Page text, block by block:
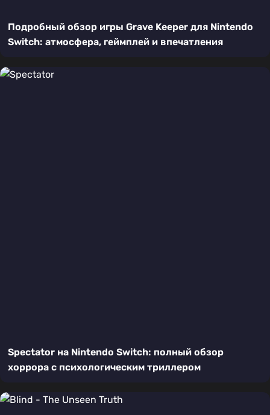
Подробный обзор игры Grave Keeper для Nintendo
Switch: атмосфера, геймплей и впечатления
Spectator на Nintendo Switch: полный обзор
хоррора с психологическим триллером